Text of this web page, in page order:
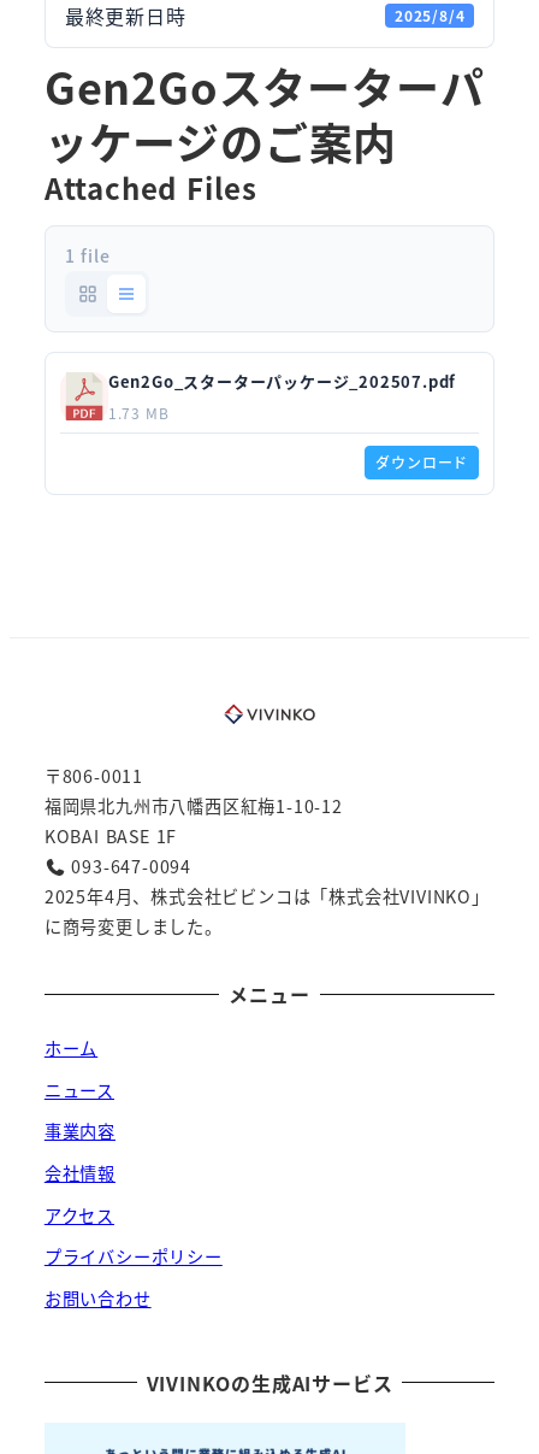
最終更新日時 2025/8/4
Gen2Goスターターパ
ッケージのご案内
Attached Files
1 file
Gen2Go_スターターパッケージ_202507.pdf
1.73 MB
ダウンロード
〒806-0011
福岡県北九州市八幡西区紅梅1-10-12
KOBAI BASE 1F
093-647-0094
2025年4月、株式会社ビビンコは「株式会社VIVINKO」
に商号変更しました。
メニュー
ホーム
ニュース
事業内容
会社情報
アクセス
プライバシーポリシー
お問い合わせ
VIVINKOの生成AIサービス